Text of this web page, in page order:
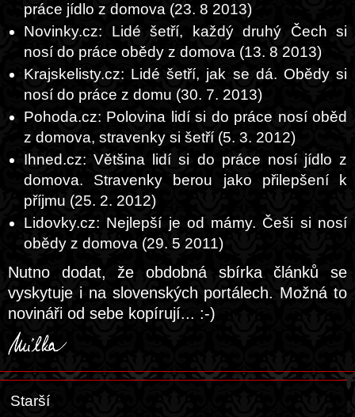
práce jídlo z domova (23. 8 2013)
Novinky.cz: Lidé šetří, každý druhý Čech si
nosí do práce obědy z domova (13. 8 2013)
Krajskelisty.cz: Lidé šetří, jak se dá. Obědy si
nosí do práce z domu (30. 7. 2013)
Pohoda.cz: Polovina lidí si do práce nosí oběd
z domova, stravenky si šetří (5. 3. 2012)
Ihned.cz: Většina lidí si do práce nosí jídlo z
domova. Stravenky berou jako přilepšení k
příjmu (25. 2. 2012)
Lidovky.cz: Nejlepší je od mámy. Češi si nosí
obědy z domova (29. 5 2011)
Nutno dodat, že obdobná sbírka článků se
vyskytuje i na slovenských portálech. Možná to
novináři od sebe kopírují... :-)
Starší